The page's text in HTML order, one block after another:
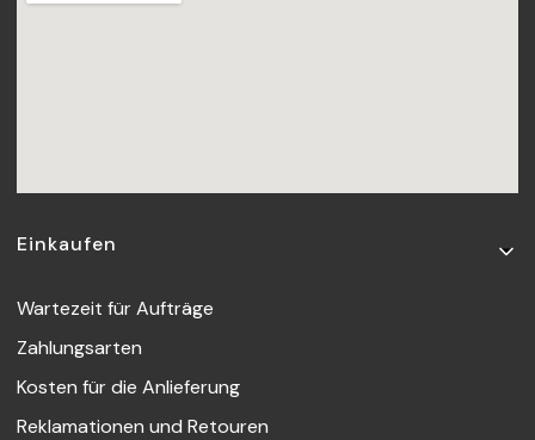
Fußzeilenmenü
Einkaufen
Wartezeit für Aufträge
Zahlungsarten
Kosten für die Anlieferung
Reklamationen und Retouren